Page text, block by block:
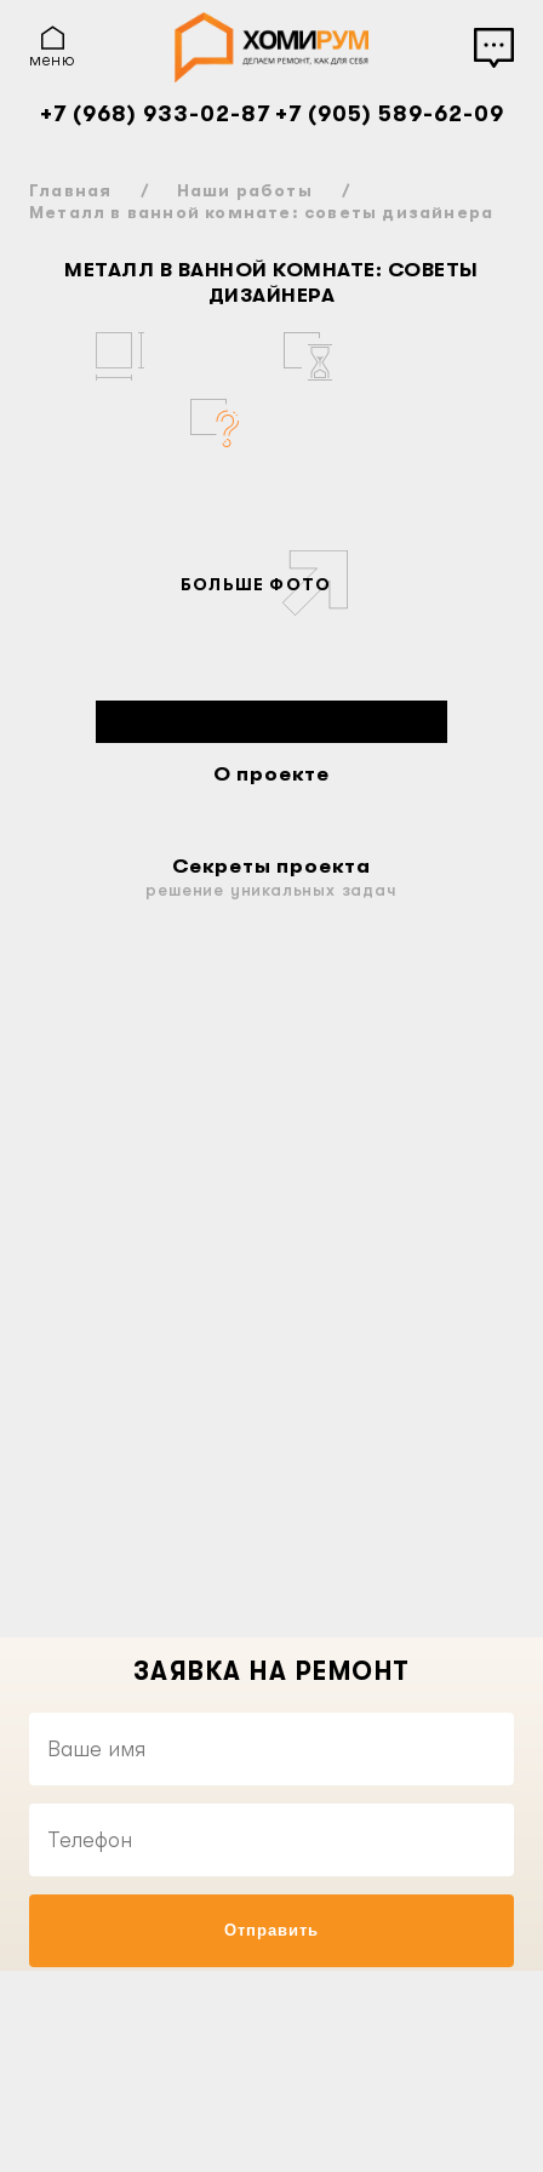
меню
+7 (968) 933-02-87 +7 (905) 589-62-09
Главная
Наши работы
Металл в ванной комнате: советы дизайнера
МЕТАЛЛ В ВАННОЙ КОМНАТЕ: СОВЕТЫ
ДИЗАЙНЕРА
БОЛЬШЕ ФОТО
О проекте
Секреты проекта
решение уникальных задач
ЗАЯВКА НА РЕМОНТ
Отправить